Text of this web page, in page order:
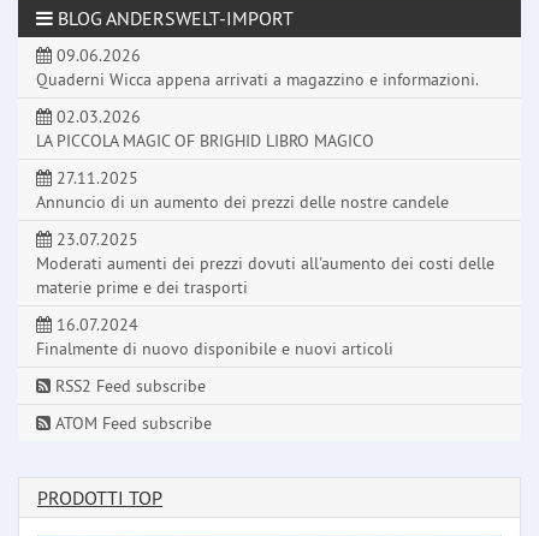
BLOG ANDERSWELT-IMPORT
09.06.2026
Quaderni Wicca appena arrivati a magazzino e informazioni.
02.03.2026
LA PICCOLA MAGIC OF BRIGHID LIBRO MAGICO
27.11.2025
Annuncio di un aumento dei prezzi delle nostre candele
23.07.2025
Moderati aumenti dei prezzi dovuti all'aumento dei costi delle
materie prime e dei trasporti
16.07.2024
Finalmente di nuovo disponibile e nuovi articoli
RSS2 Feed subscribe
ATOM Feed subscribe
PRODOTTI TOP